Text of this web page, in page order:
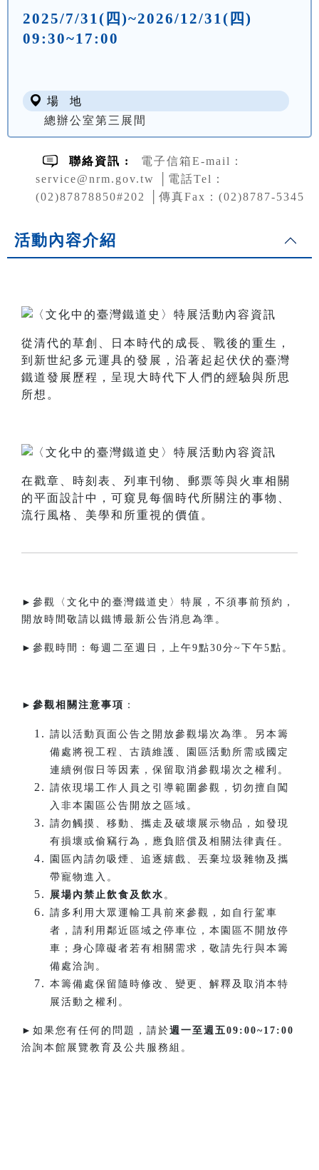
2025/7/31(四)~2026/12/31(四)
09:30~17:00
場 地
總辦公室第三展間
聯絡資訊 :
電子信箱E-mail：
service@nrm.gov.tw │電話Tel：
(02)87878850#202 │傳真Fax：(02)8787-5345
活動內容介紹
從清代的草創、日本時代的成長、戰後的重生，
到新世紀多元運具的發展，沿著起起伏伏的臺灣
鐵道發展歷程，呈現大時代下人們的經驗與所思
所想。
在戳章、時刻表、列車刊物、郵票等與火車相關
的平面設計中，可窺見每個時代所關注的事物、
流行風格、美學和所重視的價值。
►參觀〈文化中的臺灣鐵道史〉特展，不須事前預約，
開放時間敬請以鐵博最新公告消息為準。
►參觀時間：每週二至週日，上午9點30分~下午5點。​
► 參觀相關注意事項 ：
請以活動頁面公告之開放參觀場次為準。另本籌
備處將視工程、古蹟維護、園區活動所需或國定
連續例假日等因素，保留取消參觀場次之權利。
請依現場工作人員之引導範圍參觀，切勿擅自闖
入非本園區公告開放之區域。
請勿觸摸、移動、攜走及破壞展示物品，如發現
有損壞或偷竊行為，應負賠償及相關法律責任。
園區內請勿吸煙、追逐嬉戲、丟棄垃圾雜物及攜
帶寵物進入。
展場內禁止飲食及飲水 。
請多利用大眾運輸工具前來參觀，如自行駕車
者，請利用鄰近區域之停車位，本園區不開放停
車；身心障礙者若有相關需求，敬請先行與本籌
備處洽詢。
本籌備處保留隨時修改、變更、解釋及取消本特
展活動之權利。
►如果您有任何的問題，請於週一至週五09:00~17:00
洽詢本館展覽教育及公共服務組。